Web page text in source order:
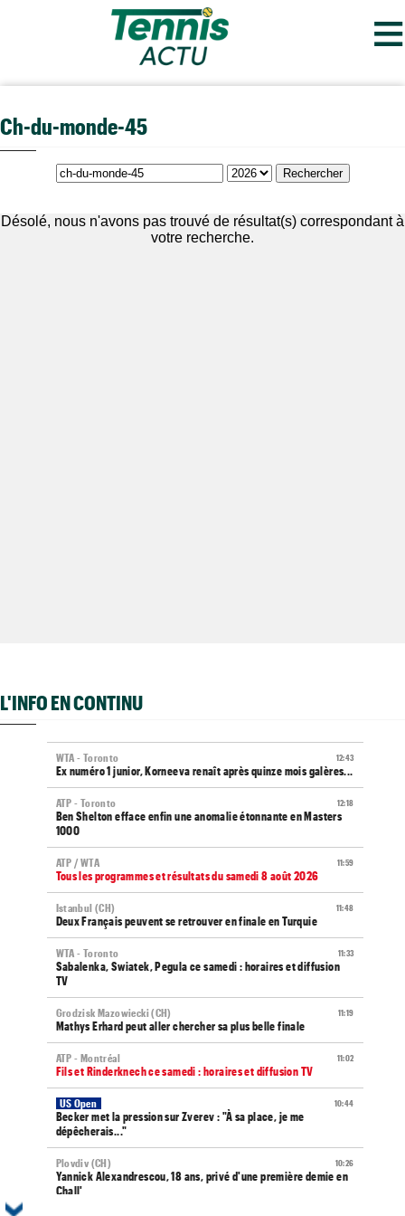
≡
Ch-du-monde-45
Désolé, nous n'avons pas trouvé de résultat(s) correspondant à
votre recherche.
L'INFO EN CONTINU
12:43
WTA - Toronto
Ex numéro 1 junior, Korneeva renaît après quinze mois galères...
12:18
ATP - Toronto
Ben Shelton efface enfin une anomalie étonnante en Masters
1000
11:59
ATP / WTA
Tous les programmes et résultats du samedi 8 août 2026
11:48
Istanbul (CH)
Deux Français peuvent se retrouver en finale en Turquie
11:33
WTA - Toronto
Sabalenka, Swiatek, Pegula ce samedi : horaires et diffusion
TV
11:19
Grodzisk Mazowiecki (CH)
Mathys Erhard peut aller chercher sa plus belle finale
11:02
ATP - Montréal
Fils et Rinderknech ce samedi : horaires et diffusion TV
10:44
US Open
Becker met la pression sur Zverev : "À sa place, je me
dépêcherais..."
10:26
Plovdiv (CH)
Yannick Alexandrescou, 18 ans, privé d'une première demie en
Chall'